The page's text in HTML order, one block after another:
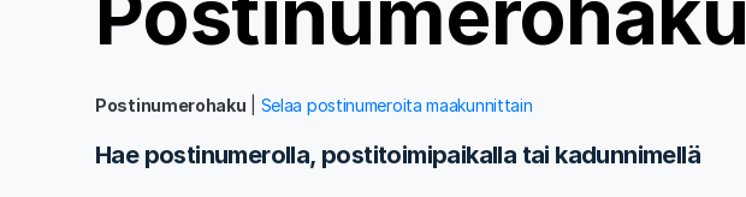
Postinumerohaku Selaa postinumeroita maakunnittain
Hae postinumerolla, postitoimipaikalla tai kadunnimellä